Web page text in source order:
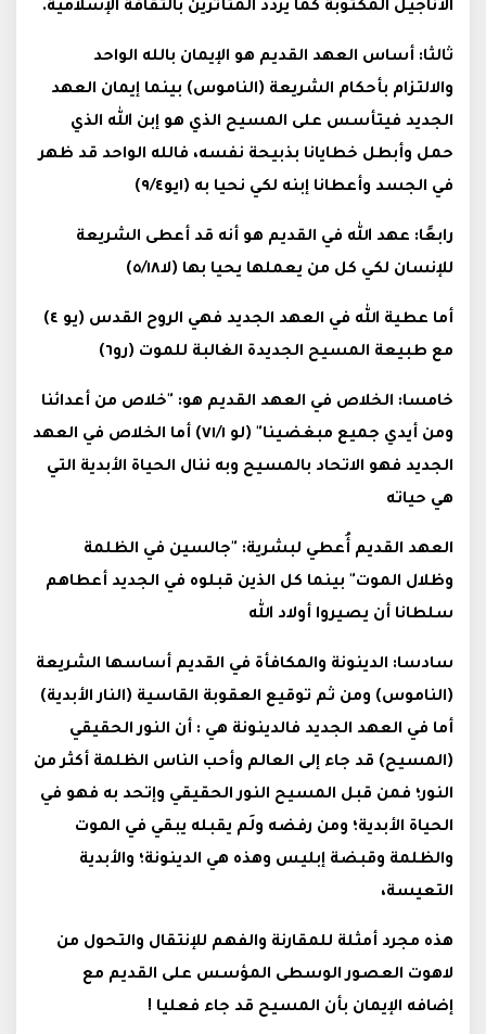
الأناجيل المكتوبة كما يردد المتأثرين بالثقافة الإسلامية.
ثالثا: أساس العهد القديم هو الإيمان بالله الواحد
والالتزام بأحكام الشريعة (الناموس) بينما إيمان العهد
الجديد فيتأسس على المسيح الذي هو إبن الله الذي
حمل وأبطل خطايانا بذبيحة نفسه، فالله الواحد قد ظهر
في الجسد وأعطانا إبنه لكي نحيا به (١يو٩/٤)
رابعًا: عهد الله في القديم هو أنه قد أعطى الشريعة
للإنسان لكي كل من يعملها يحيا بها (لا٥/١٨)
أما عطية الله في العهد الجديد فهي الروح القدس (يو ٤)
مع طبيعة المسيح الجديدة الغالبة للموت (رو٦)
خامسا: الخلاص في العهد القديم هو: "خلاص من أعدائنا
ومن أيدي جميع مبغضينا" (لو ٧١/١) أما الخلاص في العهد
الجديد فهو الاتحاد بالمسيح وبه ننال الحياة الأبدية التي
هي حياته
العهد القديم أُعطي لبشرية: "جالسين في الظلمة
وظلال الموت" بينما كل الذين قبلوه في الجديد أعطاهم
سلطانا أن يصيروا أولاد الله
سادسا: الدينونة والمكافأة في القديم أساسها الشريعة
(الناموس) ومن ثم توقيع العقوبة القاسية (النار الأبدية)
أما في العهد الجديد فالدينونة هي : أن النور الحقيقي
(المسيح) قد جاء إلى العالم وأحب الناس الظلمة أكثر من
النور؛ فمن قبل المسيح النور الحقيقي وإتحد به فهو في
الحياة الأبدية؛ ومن رفضه ولَم يقبله يبقي في الموت
والظلمة وقبضة إبليس وهذه هي الدينونة؛ والأبدية
التعيسة،
هذه مجرد أمثلة للمقارنة والفهم للإنتقال والتحول من
لاهوت العصور الوسطى المؤسس على القديم مع
إضافه الإيمان بأن المسيح قد جاء فعليا !